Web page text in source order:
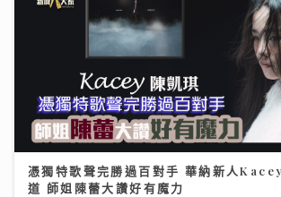
憑獨特歌聲完勝過百對手 華納新人
道 師姐陳蕾大讚好有魔力